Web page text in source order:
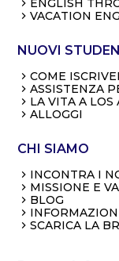
ENGLISH
VACATION
NUOVI
COME
ASSISTENZA
LA VITA A LOS
ALLOGGI
CHI SIAMO
INCONTRA I
MISSIONE E
BLOG
SCARICA LA